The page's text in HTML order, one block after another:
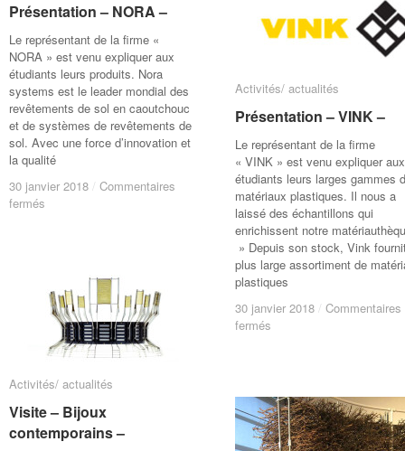
–
–
Présentation – NORA –
Le représentant de la firme «
NORA » est venu expliquer aux
étudiants leurs produits. Nora
systems est le leader mondial des
revêtements de sol en caoutchouc
et de systèmes de revêtements de
sol. Avec une force d’innovation et
la qualité
30 janvier 2018 / Commentaires
fermés
Présentation – NORA –
30 janvier 2018 / Commentaires
fermés
Activités/ actualités
Présentation – VINK –
Le représentant de la firme
« VINK » est venu expliquer aux
étudiants leurs larges gammes
matériaux plastiques. Il nous a
laissé des échantillons qui
enrichissent notre
» Depuis son stock, Vink
plus large assortiment de
plastiques
30 janvier 2018 / Commentaires
fermés
–
Activités/ actualités
Présentation – VINK –
30 janvier 2018 / Commentaires
fermés
–
Activités/ actualités
Visite – Bijoux
contemporains –
Activités/ actualités
Visite – Bijoux
contemporains –